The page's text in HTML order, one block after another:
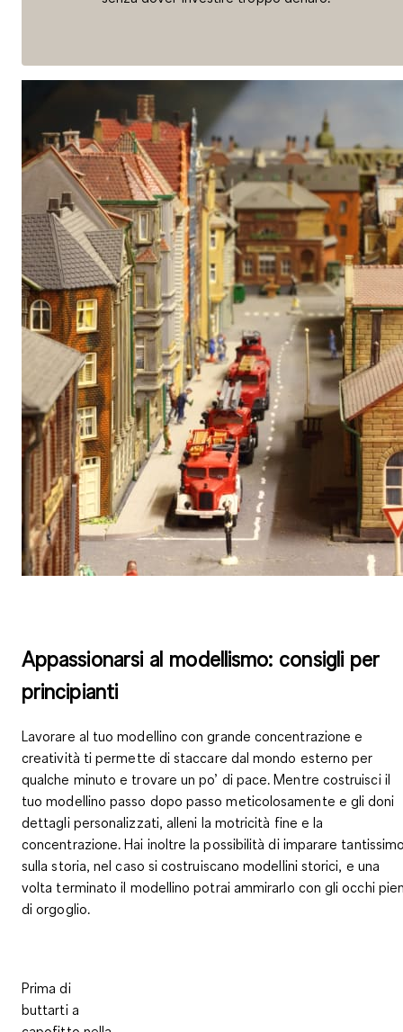
Appassionarsi al modellismo: consigli per
principianti
Lavorare al tuo modellino con grande concentrazione e
creatività ti permette di staccare dal mondo esterno per
qualche minuto e trovare un po’ di pace. Mentre costruisci il
tuo modellino passo dopo passo meticolosamente e gli doni
dettagli personalizzati,alleni la motricità fine e la
concentrazione. Hai inoltre la possibilità di imparare
sulla storia, nel caso si costruiscano modellini storici, e una
volta terminato il modellino potrai ammirarlo con gli occhi
di orgoglio.
Prima di
buttarti a